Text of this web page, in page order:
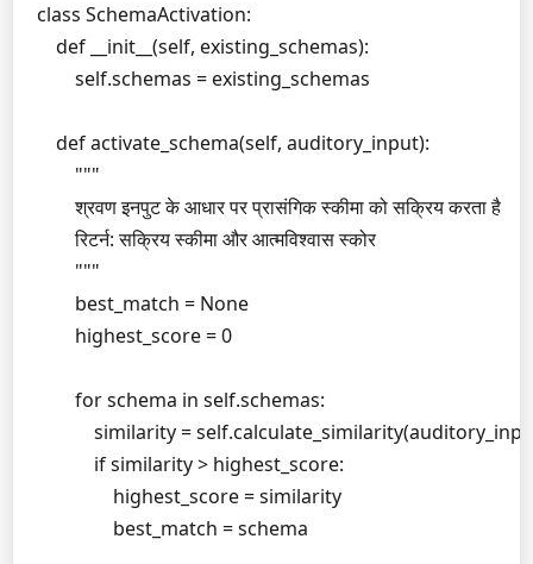
class SchemaActivation:
    def __init__(self, existing_schemas):
        self.schemas = existing_schemas
    def activate_schema(self, auditory_input):
        """
        श्रवण इनपुट के आधार पर प्रासंगिक स्कीमा को सक्रिय करता है
        रिटर्न: सक्रिय स्कीमा और आत्मविश्वास स्कोर
        """
        best_match = None
        highest_score = 0
        for schema in self.schemas:
similarity =
            if similarity > highest_score:
                highest_score = similarity
                best_match = schema